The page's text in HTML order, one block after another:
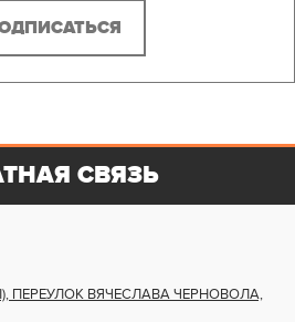
, ПЕРЕУЛОК ВЯЧЕСЛАВА ЧЕРНОВОЛА,
СВЯЗЬ